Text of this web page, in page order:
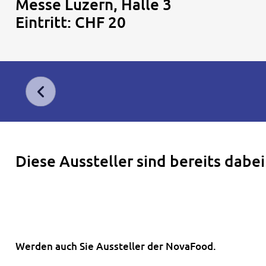
Messe Luzern, Halle 3
Eintritt: CHF 20
Diese Aussteller sind bereits
Werden auch Sie Aussteller der NovaFood.